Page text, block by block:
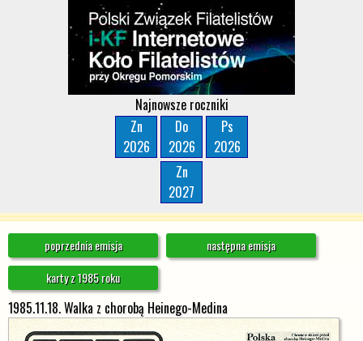
Najnowsze roczniki
Zn
2026
Do
2026
Ps
2026
Zn
2027
poprzednia emisja
następna emisja
karty z 1985 roku
1985.11.18. Walka z chorobą Heinego-Medina